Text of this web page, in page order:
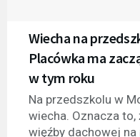
Wiecha na
Placówka ma
w tym roku
Na przedszkolu w
wiecha. Oznacza
więźby dachowej